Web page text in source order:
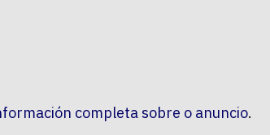
completa sobre o anuncio.